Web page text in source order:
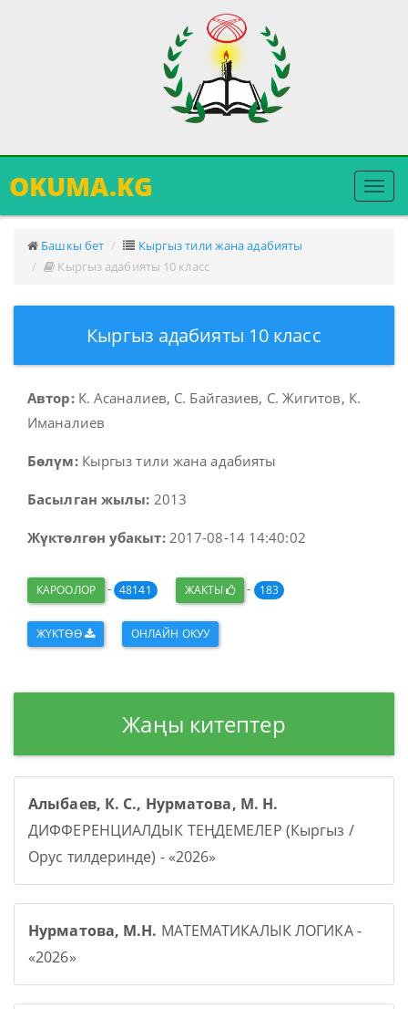
OKUMA.KG
Башкы бет
Кыргыз тили жана адабияты
Кыргыз адабияты 10 класс
Кыргыз адабияты 10 класс
Автор:К. Асаналиев, С. Байгазиев, С. Жигитов, К.
Иманалиев
Бөлүм:Кыргыз тили жана адабияты
Басылган жылы: 2013
Жүктөлгөн убакыт:2017-08-14 14:40:02
КАРООЛОР - 48141 ЖАКТЫ - 183
ЖҮКТӨӨ ОНЛАЙН ОКУУ
Жаңы китептер
Алыбаев, К. С., Нурматова, М. Н.
ДИФФЕРЕНЦИАЛДЫК ТЕҢДЕМЕЛЕР (Кыргыз /
Орус тилдеринде) - «2026»
Нурматова, М.Н. МАТЕМАТИКАЛЫК ЛОГИКА -
«2026»